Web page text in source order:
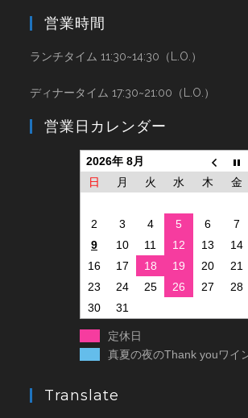
営業時間
ランチタイム 11:30~14:30（L.O.）
ディナータイム 17:30~21:00（L.O.）
営業日カレンダー
2026年 8月
日
月 火 水 木 金
2
3 4 5 6 7
9
10 11 12 13 14
16
17 18 19 20 21
23
24 25 26 27 28
30
31
定休日
真夏の夜のThank youワイ
Translate